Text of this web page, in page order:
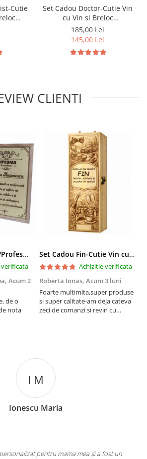
Cutie
Set Cadou Doctor-Cutie Vin
cu Vin si Breloc
Personalizate
185,00 Lei
145,00 Lei
CLIENTI
Cadou Invatatoare/Profesoara/Educatoare "Catalogul Amintirilor"
Acum 2
de o
nota
Set Cadou Fin-Cutie Vin cu Vin si Breloc Personalizate
Achizitie verificata
Roberta Ionas, Acum 3 luni
Foarte multimita,super produse
si super calitate-am deja cateva
zeci de comanzi si revin cu
I M
Ionescu Maria
pentru mama mea și a fost un